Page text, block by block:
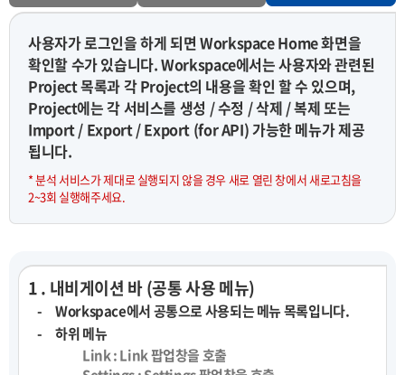
사용자가 로그인을 하게 되면 Workspace Home 화면을
확인할 수가 있습니다. Workspace에서는 사용자와 관련된
Project 목록과 각 Project의 내용을 확인 할 수 있으며,
Project에는 각 서비스를 생성 / 수정 / 삭제 / 복제 또는
Import / Export / Export (for API) 가능한 메뉴가 제공
됩니다.
* 분석 서비스가 제대로 실행되지 않을 경우 새로 열린 창에서 새로고침을
2~3회 실행해주세요.
1 . 내비게이션 바 (공통 사용 메뉴)
Workspace에서 공통으로 사용되는 메뉴 목록입니다.
하위 메뉴
Link : Link 팝업창을 호출